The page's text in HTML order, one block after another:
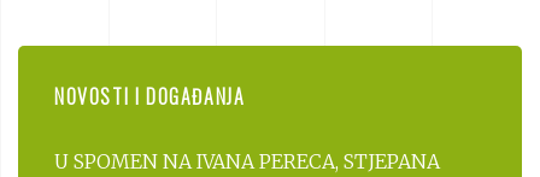
NOVOSTI I DOGAĐANJA
U SPOMEN NA IVANA PERECA, STJEPANA